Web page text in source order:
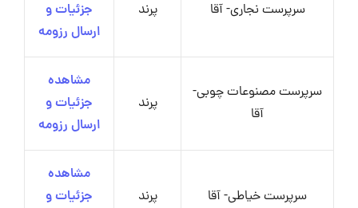
سرپرست نجاری- آقا پرند
جزئیات و
ارسال رزومه
سرپرست مصنوعات چوبی-
آقا
پرند
مشاهده
جزئیات و
ارسال رزومه
سرپرست خیاطی- آقا پرند
مشاهده
جزئیات و